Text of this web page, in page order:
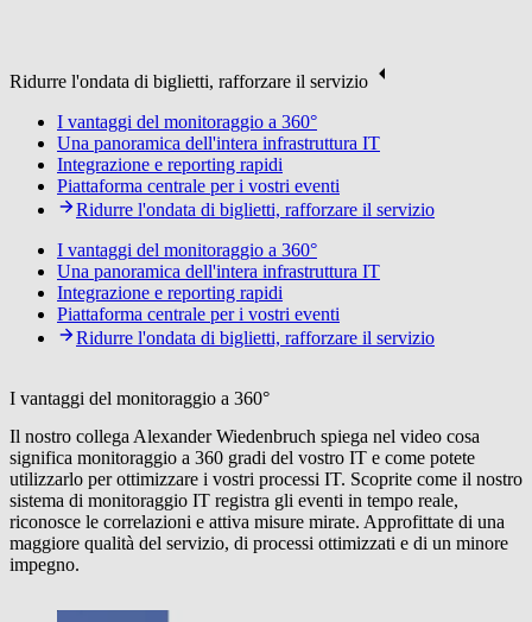
Ridurre l'ondata di biglietti, rafforzare il servizio
I vantaggi del monitoraggio a 360°
Una panoramica dell'intera infrastruttura IT
Integrazione e reporting rapidi
Piattaforma centrale per i vostri eventi
Ridurre l'ondata di biglietti, rafforzare il servizio
I vantaggi del monitoraggio a 360°
Una panoramica dell'intera infrastruttura IT
Integrazione e reporting rapidi
Piattaforma centrale per i vostri eventi
Ridurre l'ondata di biglietti, rafforzare il servizio
I vantaggi del monitoraggio a 360°
Il nostro collega Alexander Wiedenbruch spiega nel video cosa
significa monitoraggio a 360 gradi del vostro IT e come potete
utilizzarlo per ottimizzare i vostri processi IT. Scoprite come il nostro
sistema di monitoraggio IT registra gli eventi in tempo reale,
riconosce le correlazioni e attiva misure mirate. Approfittate di una
maggiore qualità del servizio, di processi ottimizzati e di un minore
impegno.